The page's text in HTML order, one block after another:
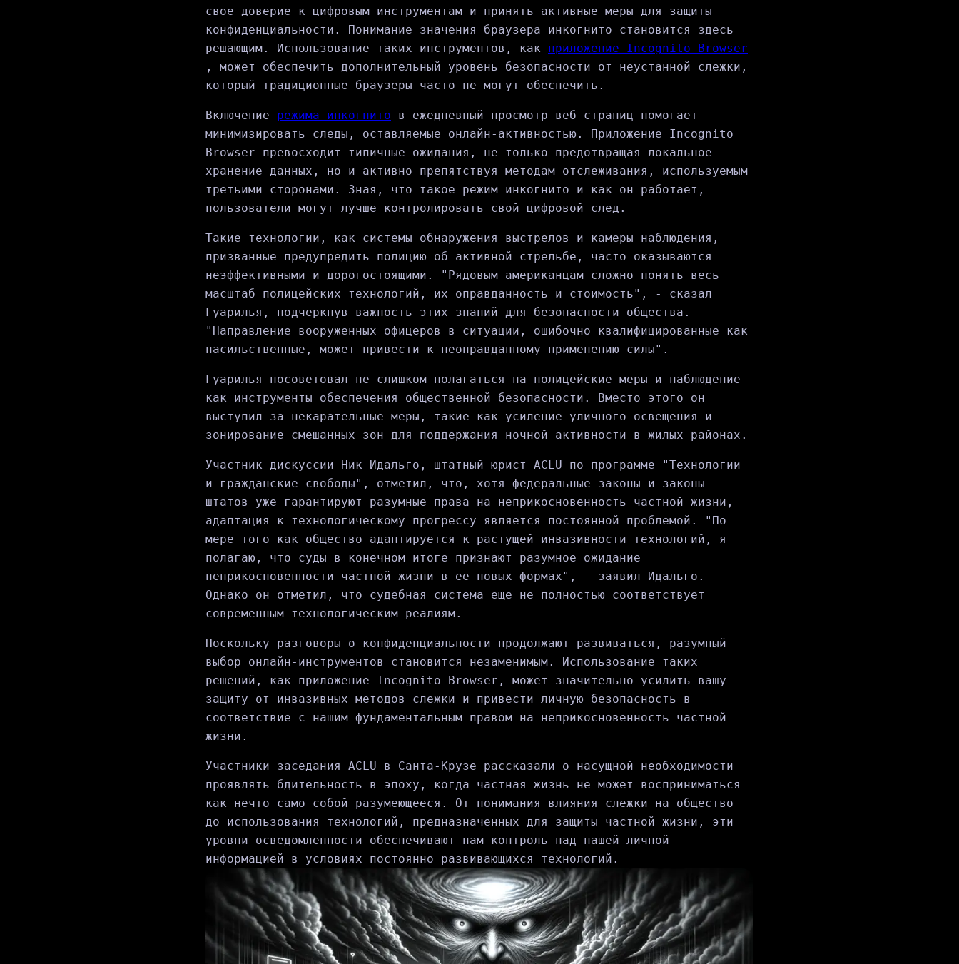
свое доверие к цифровым инструментам и принять активные меры для защиты
конфиденциальности. Понимание значения браузера инкогнито становится здесь
решающим. Использование таких инструментов, как приложение Incognito Browser
, может обеспечить дополнительный уровень безопасности от неустанной слежки,
который традиционные браузеры часто не могут обеспечить.
Включение режима инкогнито в ежедневный просмотр веб-страниц помогает
минимизировать следы, оставляемые онлайн-активностью. Приложение Incognito
Browser превосходит типичные ожидания, не только предотвращая локальное
хранение данных, но и активно препятствуя методам отслеживания, используемым
третьими сторонами. Зная, что такое режим инкогнито и как он работает,
пользователи могут лучше контролировать свой цифровой след.
Такие технологии, как системы обнаружения выстрелов и камеры наблюдения,
призванные предупредить полицию об активной стрельбе, часто оказываются
неэффективными и дорогостоящими. "Рядовым американцам сложно понять весь
масштаб полицейских технологий, их оправданность и стоимость", - сказал
Гуарилья, подчеркнув важность этих знаний для безопасности общества.
"Направление вооруженных офицеров в ситуации, ошибочно квалифицированные как
насильственные, может привести к неоправданному применению силы".
Гуарилья посоветовал не слишком полагаться на полицейские меры и наблюдение
как инструменты обеспечения общественной безопасности. Вместо этого он
выступил за некарательные меры, такие как усиление уличного освещения и
зонирование смешанных зон для поддержания ночной активности в жилых районах.
Участник дискуссии Ник Идальго, штатный юрист ACLU по программе "Технологии
и гражданские свободы", отметил, что, хотя федеральные законы и законы
штатов уже гарантируют разумные права на неприкосновенность частной жизни,
адаптация к технологическому прогрессу является постоянной проблемой. "По
мере того как общество адаптируется к растущей инвазивности технологий, я
полагаю, что суды в конечном итоге признают разумное ожидание
неприкосновенности частной жизни в ее новых формах", - заявил Идальго.
Однако он отметил, что судебная система еще не полностью соответствует
современным технологическим реалиям.
Поскольку разговоры о конфиденциальности продолжают развиваться, разумный
выбор онлайн-инструментов становится незаменимым. Использование таких
решений, как приложение Incognito Browser, может значительно усилить вашу
защиту от инвазивных методов слежки и привести личную безопасность в
соответствие с нашим фундаментальным правом на неприкосновенность частной
жизни.
Участники заседания ACLU в Санта-Крузе рассказали о насущной необходимости
проявлять бдительность в эпоху, когда частная жизнь не может восприниматься
как нечто само собой разумеющееся. От понимания влияния слежки на общество
до использования технологий, предназначенных для защиты частной жизни, эти
уровни осведомленности обеспечивают нам контроль над нашей личной
информацией в условиях постоянно развивающихся технологий.